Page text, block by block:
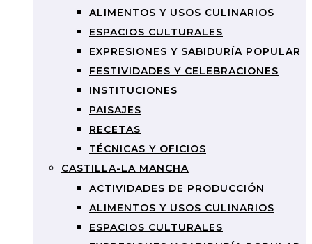
ALIMENTOS Y USOS CULINARIOS
ESPACIOS CULTURALES
EXPRESIONES Y SABIDURÍA POPULAR
FESTIVIDADES Y CELEBRACIONES
INSTITUCIONES
PAISAJES
RECETAS
TÉCNICAS Y OFICIOS
CASTILLA-LA MANCHA
ACTIVIDADES DE PRODUCCIÓN
ALIMENTOS Y USOS CULINARIOS
ESPACIOS CULTURALES